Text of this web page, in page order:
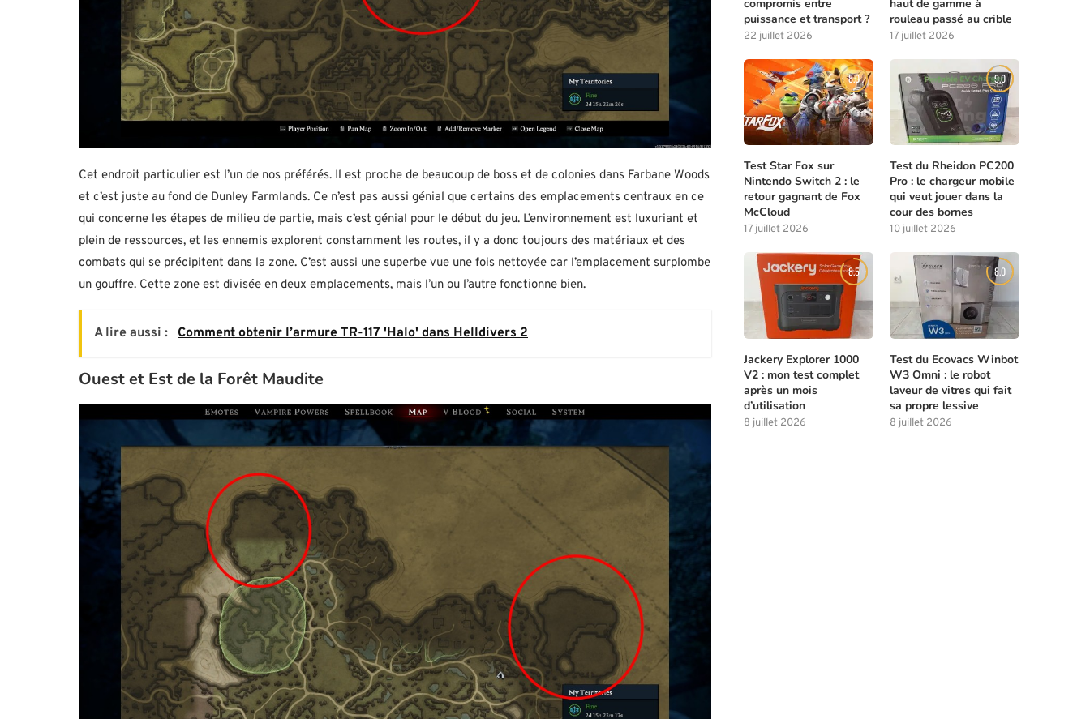
Cet endroit particulier est l’un de nos préférés. Il est proche de beaucoup de boss et de colonies dans Farbane Woods
et c’est juste au fond de Dunley Farmlands. Ce n’est pas aussi génial que certains des emplacements centraux en ce
qui concerne les étapes de milieu de partie, mais c’est génial pour le début du jeu. L’environnement est luxuriant et
plein de ressources, et les ennemis explorent constamment les routes, il y a donc toujours des matériaux et des
combats qui se précipitent dans la zone. C’est aussi une superbe vue une fois nettoyée car l’emplacement surplombe
un gouffre. Cette zone est divisée en deux emplacements, mais l’un ou l’autre fonctionne bien.
A lire aussi : Comment obtenir l’armure TR-117 'Halo' dans Helldivers 2
Ouest et Est de la Forêt Maudite
compromis entre
puissance et transport ?
22 juillet 2026
haut de gamme à
rouleau passé au crible
17 juillet 2026
8.0
Test Star Fox sur
Nintendo Switch 2 : le
retour gagnant de Fox
McCloud
17 juillet 2026
9.0
Test du Rheidon PC200
Pro : le chargeur mobile
qui veut jouer dans la
cour des bornes
10 juillet 2026
8.5
Jackery Explorer 1000
V2 : mon test complet
après un mois
d’utilisation
8 juillet 2026
8.0
Test du Ecovacs Winbot
W3 Omni : le robot
laveur de vitres qui fait
sa propre lessive
8 juillet 2026